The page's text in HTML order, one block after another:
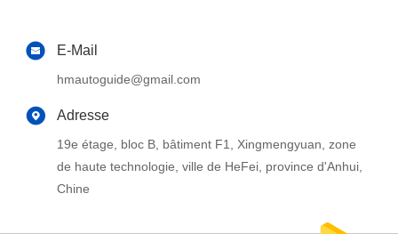
E-Mail
hmautoguide@gmail.com
Adresse
19e étage, bloc B, bâtiment F1, Xingmengyuan, zone
de haute technologie, ville de HeFei, province d'Anhui,
Chine